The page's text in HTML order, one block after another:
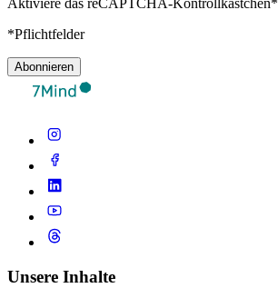
*Pflichtfelder
Abonnieren
Unsere Inhalte